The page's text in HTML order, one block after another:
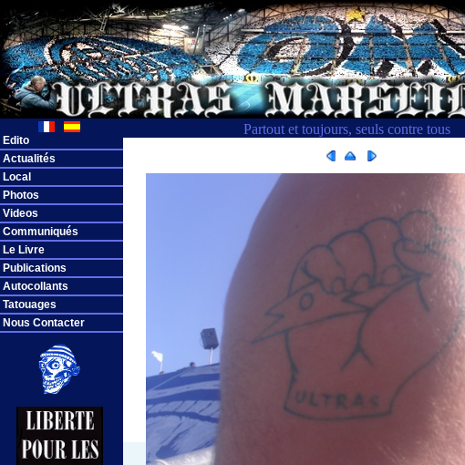
Partout et toujours, seuls contre tous
Edito
Actualités
Local
Photos
Videos
Communiqués
Le Livre
Publications
Autocollants
Tatouages
Nous Contacter